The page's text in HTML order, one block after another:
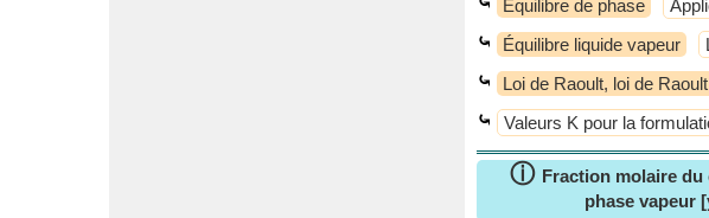
Équilibre de phase
⤿ Équilibre liquide vapeur
⤿ Loi de Raoult, loi de
⤿ Valeurs K pour la
ⓘ Fraction molaire du
phase vapeur